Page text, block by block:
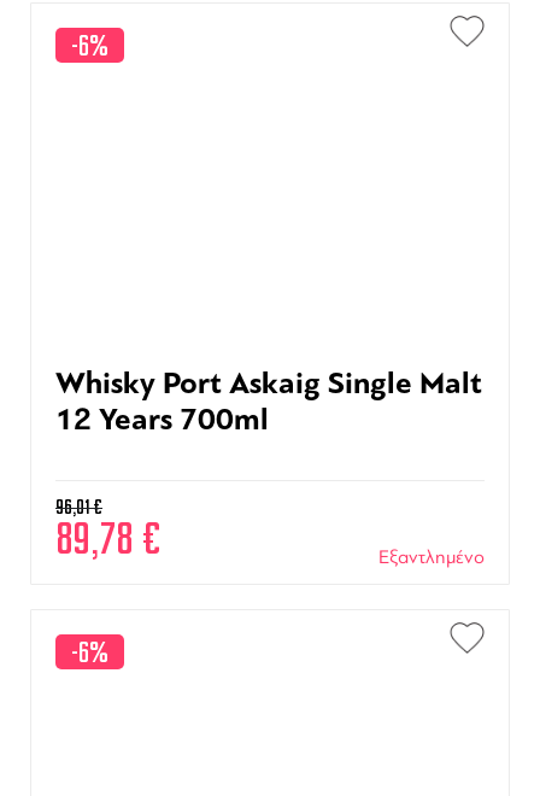
-6%
Whisky Port Askaig Single Malt
12 Years 700ml
96,01€
89,78 € Εξαντλημένο
-6%